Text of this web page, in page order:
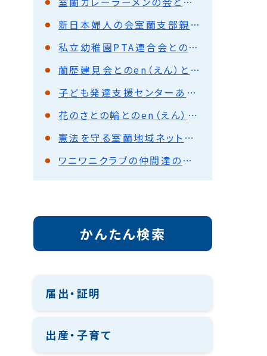
新日本婦人の会室蘭支部親子リズムサークル「はとぽっぽ」とのen（えん）とーく
私立幼稚園PTA連合会とのen（えん）とーく
蘭歴建見会とのen（えん）とーく
子ども発達支援センターあいくる保護者会とのen（えん）とーく
花のさとの輪とのen（えん）とーく
憲法を守る室蘭地域ネットとのen（えん）とーく
ワニワニクラブの仲間達の会とのen（えん）とーく
かんたん検索
届出・証明
出産・子育て